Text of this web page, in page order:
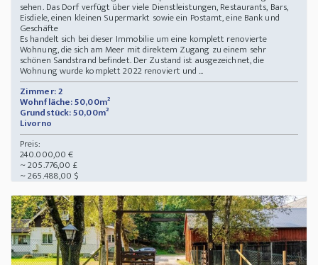
sehen. Das Dorf verfügt über viele Dienstleistungen, Restaurants, Bars,
Eisdiele, einen kleinen Supermarkt sowie ein Postamt, eine Bank und
Geschäfte
Es handelt sich bei dieser Immobilie um eine komplett renovierte
Wohnung, die sich am Meer mit direktem Zugang zu einem sehr
schönen Sandstrand befindet. Der Zustand ist ausgezeichnet, die
Wohnung wurde komplett 2022 renoviert und ...
Zimmer: 2
Wohnfläche: 50,00m²
Grundstück: 50,00m²
Livorno
Preis:
240.000,00 €
~ 205.776,00 £
~ 265.488,00 $